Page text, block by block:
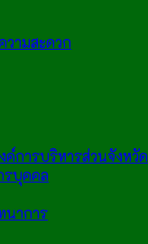
ามสะดวก
การบริหารส่วนจังหวัด
รบุคคล
าการ